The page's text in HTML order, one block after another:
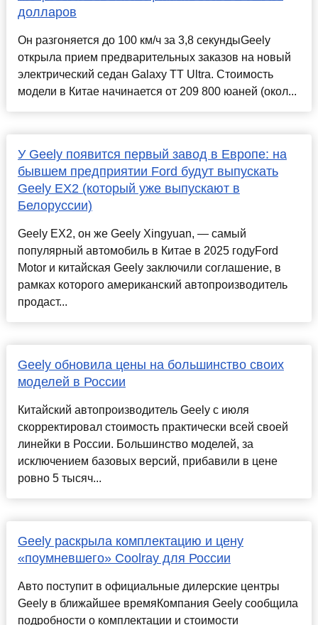
долларов
Он разгоняется до 100 км/ч за 3,8 секундыGeely
открыла прием предварительных заказов на новый
электрический седан Galaxy TT Ultra. Стоимость
модели в Китае начинается от 209 800 юаней (окол...
У Geely появится первый завод в Европе: на
бывшем предприятии Ford будут выпускать
Geely EX2 (который уже выпускают в
Белоруссии)
Geely EX2, он же Geely Xingyuan, — самый
популярный автомобиль в Китае в 2025 годуFord
Motor и китайская Geely заключили соглашение, в
рамках которого американский автопроизводитель
продаст...
Geely обновила цены на большинство своих
моделей в России
Китайский автопроизводитель Geely с июля
скорректировал стоимость практически всей своей
линейки в России. Большинство моделей, за
исключением базовых версий, прибавили в цене
ровно 5 тысяч...
Geely раскрыла комплектацию и цену
«поумневшего» Coolray для России
Авто поступит в официальные дилерские центры
Geely в ближайшее времяКомпания Geely сообщила
подробности о комплектации и стоимости